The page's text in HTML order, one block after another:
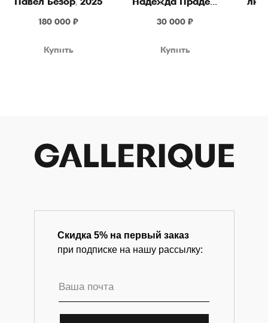
180 000 ₽
Купить
30 000 ₽
Купить
Скидка 5% на первый заказ
при подписке на нашу рассылку:
+ 7 980 170-17-57